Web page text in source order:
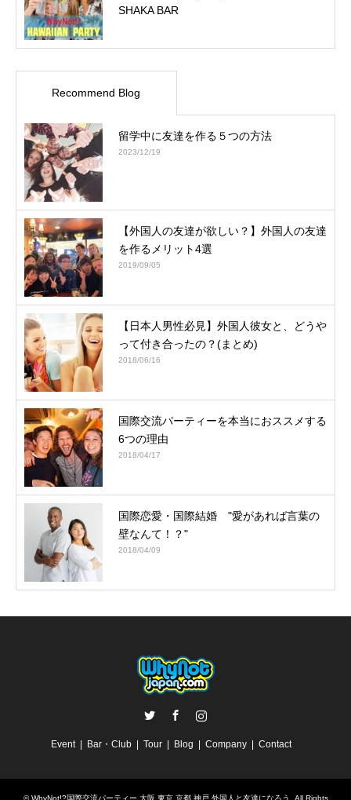
SHAKA BAR
Recommend Blog
留学中に友達を作る５つの方法
2023/12/19
【外国人の友達が欲しい？】外国人の友達
を作るメリット4選
2019/09/05
【日本人男性必見】外国人彼女と、どうや
って付き合ったの？(まとめ)
2018/06/16
国際交流パーティーを本当におススメする
6つの理由
2018/04/17
国際恋愛・国際結婚 "愛があれば言葉の
壁なんて！？"
2018/04/09
Event Bar・Club Tour Blog Company Contact